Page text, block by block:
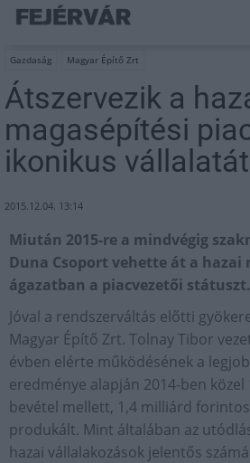
Gazdaság Magyar Építő Zrt
Átszervezik a
magasépítési
ikonikus vállalatát
2015.12.04. 13:14
Miután 2015-re a mindvégig
Duna Csoport vehette át a hazai
ágazatban a piacvezetői státuszt.
Jóval a rendszerváltás előtti
Magyar Építő Zrt. Tolnay Tibor
évben elérte működésének a
eredménye alapján 2014-ben
bevétel mellett, 1,4 milliárd
produkált. Mint általában az
hazai vállalakozások jelentős